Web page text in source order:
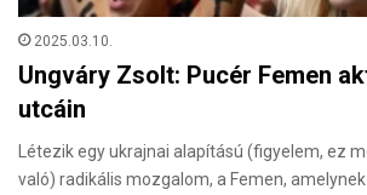
2025.03.10.
Ungváry Zsolt: Pucér Femen
utcáin
Létezik egy ukrajnai alapítású (figyelem, ez
való) radikális mozgalom, a Femen,